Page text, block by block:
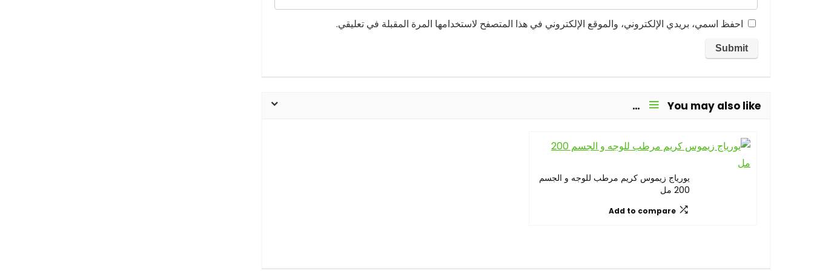
احفظ اسمي، بريدي الإلكتروني، والموقع الإلكتروني في هذا المتصفح لاستخدامها المرة المقبلة في تعليقي.
You may also like…
يورياج زيموس كريم مرطب للوجه و الجسم
200 مل
Add to compare